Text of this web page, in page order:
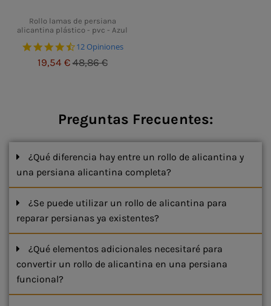
Rollo lamas de persiana
alicantina plástico - pvc - Azul
4.5 star rating
12 Opiniones
19,54 €48,86 €
Preguntas Frecuentes:
¿Qué diferencia hay entre un rollo de alicantina y
una persiana alicantina completa?
¿Se puede utilizar un rollo de alicantina para
reparar persianas ya existentes?
¿Qué elementos adicionales necesitaré para
convertir un rollo de alicantina en una persiana
funcional?